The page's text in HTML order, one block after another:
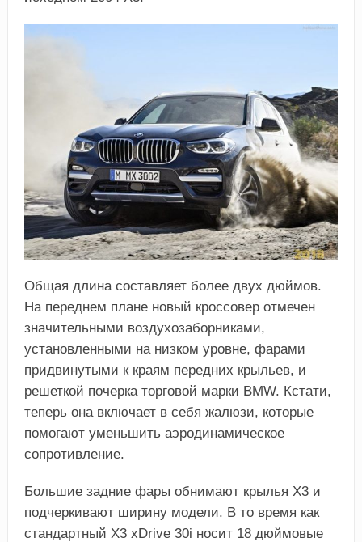
Общая длина составляет более двух дюймов.
На переднем плане новый кроссовер отмечен
значительными воздухозаборниками,
установленными на низком уровне, фарами
придвинутыми к краям передних крыльев, и
решеткой почерка торговой марки BMW. Кстати,
теперь она включает в себя жалюзи, которые
помогают уменьшить аэродинамическое
сопротивление.
Большие задние фары обнимают крылья Х3 и
подчеркивают ширину модели. В то время как
стандартный Х3 хDrive 30i носит 18 дюймовые